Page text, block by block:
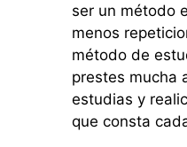
ser un método
menos
método de
prestes mucha
estudias y
que consta